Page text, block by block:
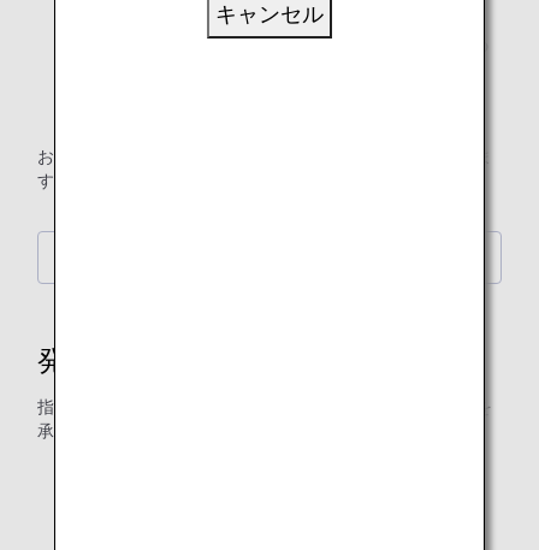
1枚の領収書を複数枚の領収書に分けること
お客様にはご不便をおかけいたしますが、何卒ご理解賜りま
すようお願いいたします。
発行対象
指定の場所でご購入いただいた場合にANAで領収書の発行を
承ります。
キャンセル